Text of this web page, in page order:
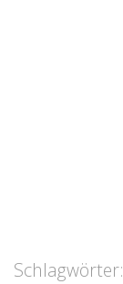
Schlagwörter: